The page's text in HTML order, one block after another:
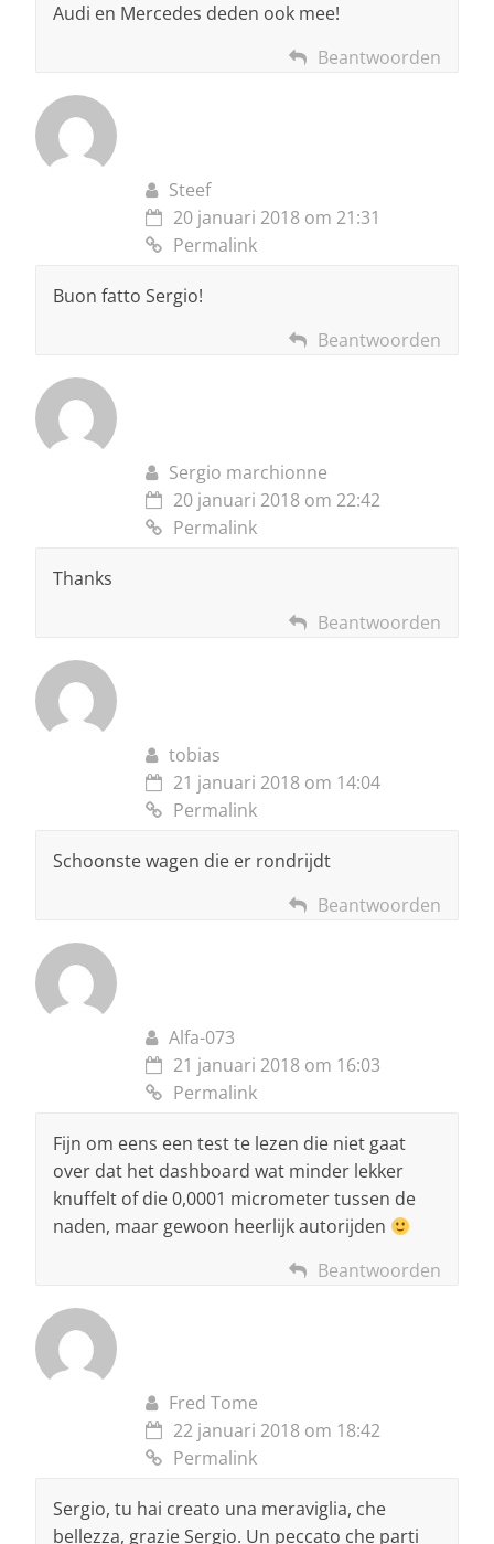
Audi en Mercedes deden ook mee!
Beantwoorden
Steef
20 januari 2018 om 21:31
Permalink
Buon fatto Sergio!
Beantwoorden
Sergio marchionne
20 januari 2018 om 22:42
Permalink
Thanks
Beantwoorden
tobias
21 januari 2018 om 14:04
Permalink
Schoonste wagen die er rondrijdt
Beantwoorden
Alfa-073
21 januari 2018 om 16:03
Permalink
Fijn om eens een test te lezen die niet gaat
over dat het dashboard wat minder lekker
knuffelt of die 0,0001 micrometer tussen de
naden, maar gewoon heerlijk autorijden
Beantwoorden
Fred Tome
22 januari 2018 om 18:42
Permalink
Sergio, tu hai creato una meraviglia, che
bellezza, grazie Sergio. Un peccato che parti